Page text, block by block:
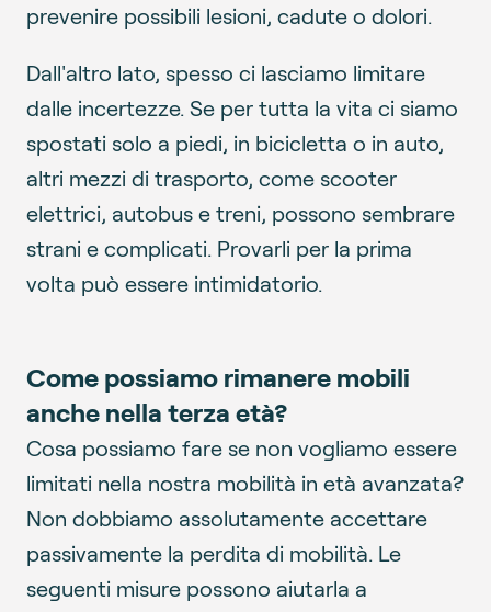
prevenire possibili lesioni, cadute o dolori.
Dall'altro lato, spesso ci lasciamo limitare
dalle incertezze. Se per tutta la vita ci siamo
spostati solo a piedi, in bicicletta o in auto,
altri mezzi di trasporto, come scooter
elettrici, autobus e treni, possono sembrare
strani e complicati. Provarli per la prima
volta può essere intimidatorio.
Come possiamo rimanere mobili
anche nella terza età?
Cosa possiamo fare se non vogliamo essere
limitati nella nostra mobilità in età avanzata?
Non dobbiamo assolutamente accettare
passivamente la perdita di mobilità. Le
seguenti misure possono aiutarla a